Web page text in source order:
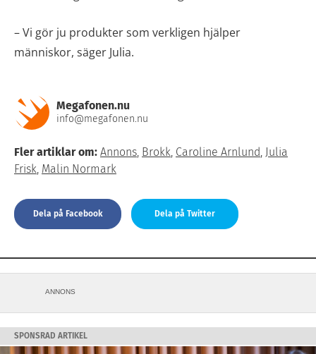
– Vi gör ju produkter som verkligen hjälper
människor, säger Julia.
Megafonen.nu
info@megafonen.nu
Fler artiklar om: Annons Brokk Caroline Arnlund Julia
Frisk Malin Normark
Dela på Facebook Dela på Twitter
ANNONS
SPONSRAD ARTIKEL